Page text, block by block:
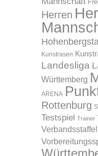
Herren
Kunstrasen
Landesliga
Württemberg
ARENA
Rottenburg
Testspiel Trainer